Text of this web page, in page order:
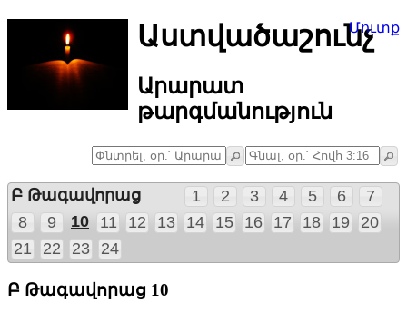
Աստվածաշունչ
Արարատ
թարգմանություն
Մուտք
Բ Թագավորաց 1 2 3 4 5 6
7
8
9 10 11 12 13 14 15 16 17 18 19
20
21
22 23 24
Բ Թագավորաց 10